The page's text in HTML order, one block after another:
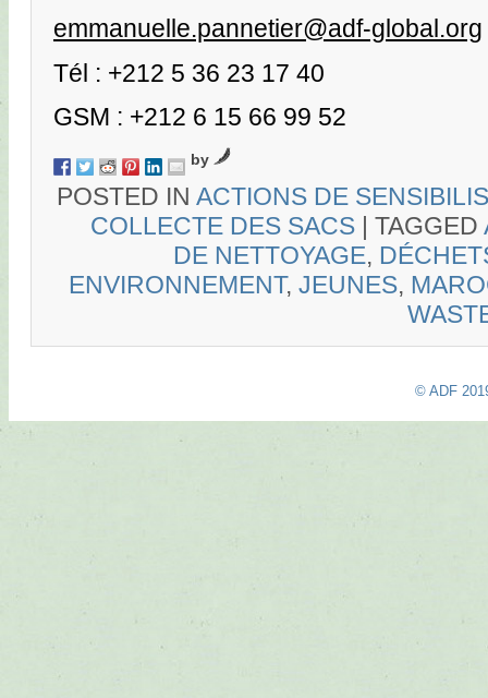
emmanuelle.pannetier@adf-global.org
Tél : +212 5 36 23 17 40
GSM : +212 6 15 66 99 52
by
POSTED IN ACTIONS DE
COLLECTE DES SACS | TAGGED
DE NETTOYAGE,
ENVIRONNEMENT, JEUNES,
© ADF